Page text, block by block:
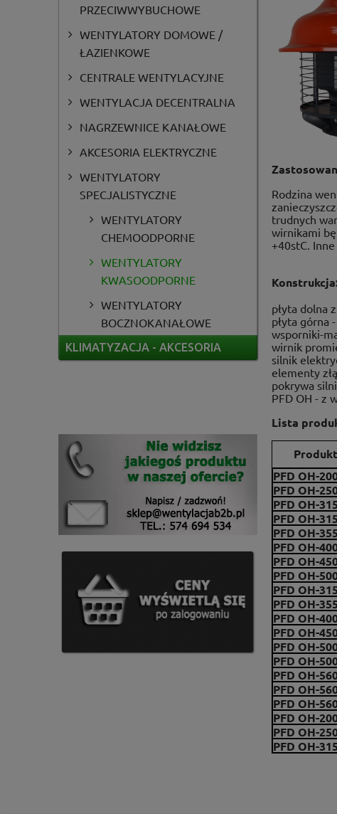
PRZECIWWYBUCHOWE
WENTYLATORY DOMOWE /
ŁAZIENKOWE
CENTRALE WENTYLACYJNE
WENTYLACJA DECENTRALNA
NAGRZEWNICE KANAŁOWE
AKCESORIA ELEKTRYCZNE
WENTYLATORY
SPECJALISTYCZNE
WENTYLATORY
CHEMOODPORNE
WENTYLATORY
KWASOODPORNE
WENTYLATORY
BOCZNOKANAŁOWE
KLIMATYZACJA - AKCESORIA
Rodzina
trudnych
wirnikami
+40stC.
płyta dolna
płyta górna
wsporniki-
wirnik
silnik
elementy
pokrywa
PFD OH - z
Lista
Produkt
PFD OH-
PFD OH-
PFD OH-
PFD OH-
PFD OH-
PFD OH-
PFD OH-
PFD OH-
PFD OH-
PFD OH-
PFD OH-
PFD OH-
PFD OH-
PFD OH-
PFD OH-
PFD OH-
PFD OH-
PFD OH-
PFD OH-
PFD OH-